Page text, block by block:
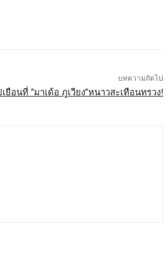
บทความถัดไป
อนที่ “มาเด้อ ภูเวียง”หนาวสะเทือนทรวง!